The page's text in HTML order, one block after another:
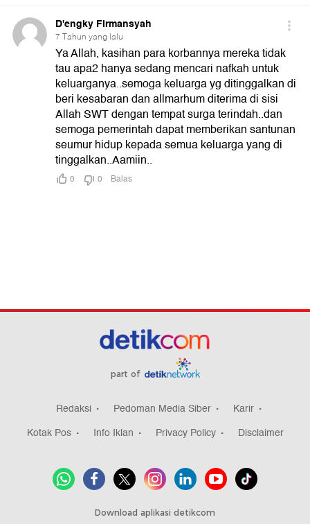
part of
Redaksi Pedoman Media Siber
Karir
Kotak Pos
Info Iklan Privacy Policy Disclaimer
Download aplikasi detikcom